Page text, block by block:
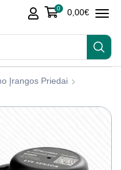
0 0,00€
Įrangos Priedai